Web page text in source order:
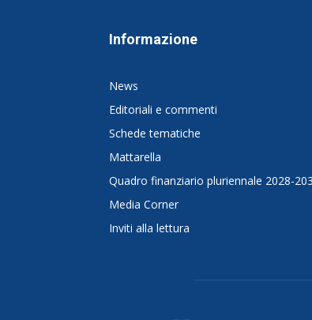
Informazione
News
Editoriali e commenti
Schede tematiche
Mattarella
Quadro finanziario pluriennale 2028-
Media Corner
Inviti alla lettura